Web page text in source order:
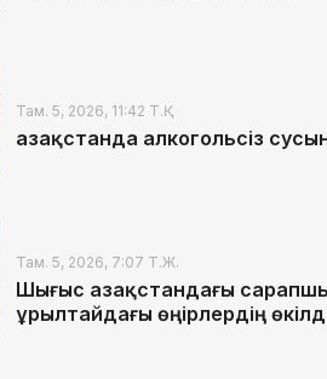
Там. 5, 2026, 11:42 Т.Қ.
Қазақстанда алкогольсіз
Там. 5, 2026, 7:07 Т.Ж.
Шығыс Қазақстандағы
Құрылтайдағы өңірлердің